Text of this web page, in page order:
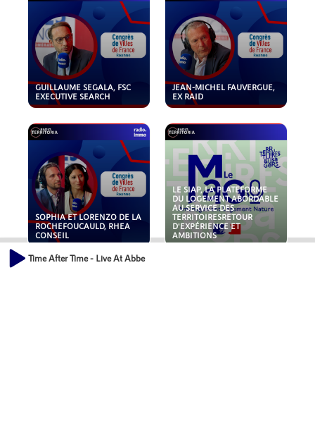
GUILLAUME SEGALA, FSC
EXECUTIVE SEARCH
JEAN-MICHEL FAUVERGUE,
EX RAID
SOPHIA ET LORENZO DE LA
ROCHEFOUCAULD, RHEA
CONSEIL
LE SIAP, LA PLATEFORME
DU LOGEMENT ABORDABLE
AU SERVICE DES
TERRITOIRESRETOUR
D'EXPÉRIENCE ET
AMBITIONS
Time After Time - Live At Abbe